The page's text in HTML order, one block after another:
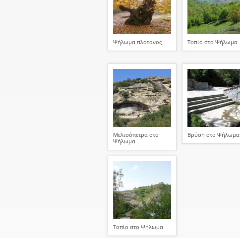
Ψήλωμα πλάτανος Τοπίο στο Ψήλωμα
Μελισόπετρα στο
Ψήλωμα
Βρύση στο Ψήλωμα
Τοπίο στο Ψήλωμα